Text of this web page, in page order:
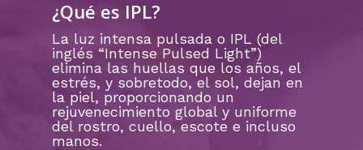
¿Qué es IPL?
La luz intensa pulsada o IPL (del
inglés “Intense Pulsed Light”)
elimina las huellas que los años, el
estrés, y sobretodo, el sol, dejan en
la piel, proporcionando un
rejuvenecimiento global y uniforme
del rostro, cuello, escote e incluso
manos.